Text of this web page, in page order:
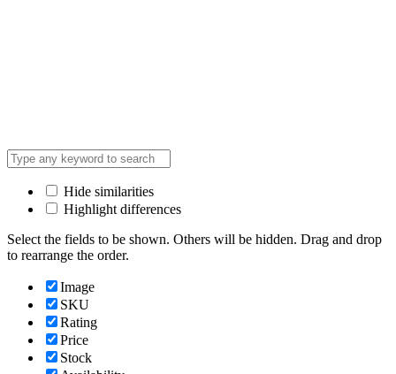
Hide similarities
Highlight differences
Select the fields to be shown. Others will be hidden. Drag and drop
to rearrange the order.
Image
SKU
Rating
Price
Stock